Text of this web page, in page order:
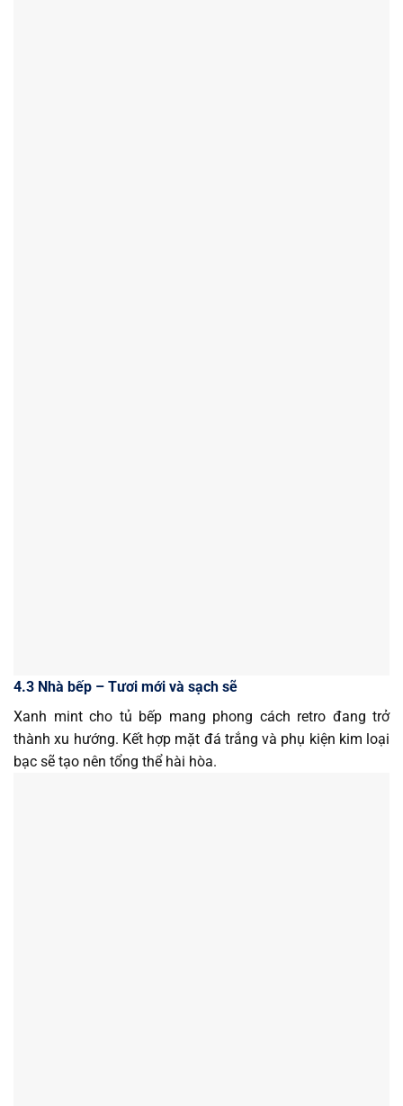
4.3 Nhà bếp – Tươi mới và sạch sẽ
Xanh mint cho tủ bếp mang phong cách retro đang trở
thành xu hướng. Kết hợp mặt đá trắng và phụ kiện kim loại
bạc sẽ tạo nên tổng thể hài hòa.